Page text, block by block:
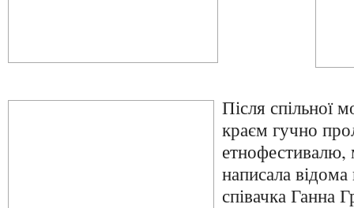
Після спільної
краєм гучно
етнофестивалю,
написала
співачка Ганна